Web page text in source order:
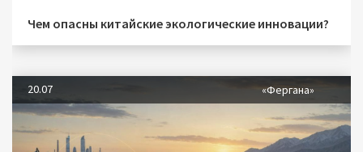
Чем опасны китайские экологические инновации?
20.07 «Фергана»